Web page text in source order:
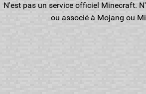
N'est pas un service officiel Minecraft.
ou associé à Mojang ou